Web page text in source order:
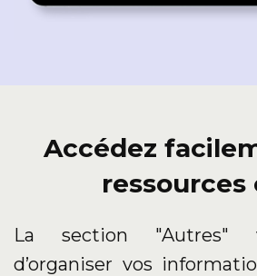
Accédez
ressources
La section "Autres"
d’organiser vos